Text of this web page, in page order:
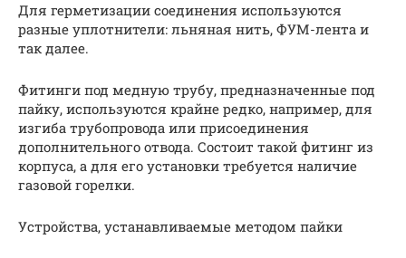
Для герметизации соединения используются
разные уплотнители: льняная нить, ФУМ-лента и
так далее.
Фитинги под медную трубу, предназначенные под
пайку, используются крайне редко, например, для
изгиба трубопровода или присоединения
дополнительного отвода. Состоит такой фитинг из
корпуса, а для его установки требуется наличие
газовой горелки.
Устройства, устанавливаемые методом пайки